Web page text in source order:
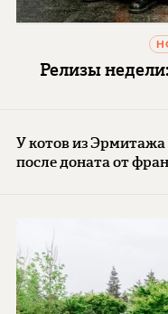
Релизы
У котов из Эрмитажа
после доната от